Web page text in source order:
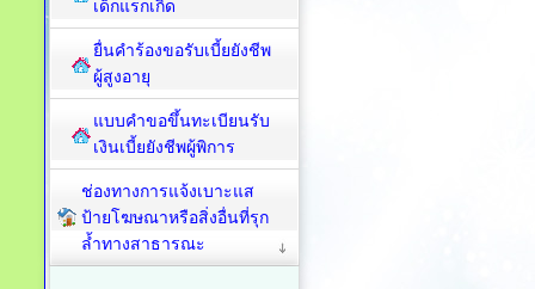
เด็กแรกเกิด
ยื่นคำร้องขอรับเบี้ยยังชีพ
ผู้สูงอายุ
แบบคำขอขึ้นทะเบียนรับ
เงินเบี้ยยังชีพผู้พิการ
ช่องทางการแจ้งเบาะแส
ป้ายโฆษณาหรือสิ่งอื่นที่รุก
ล้ำทางสาธารณะ